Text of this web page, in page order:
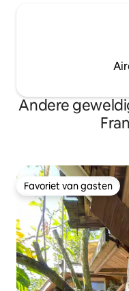
Andere
Favoriet van gasten
Favoriet van gasten